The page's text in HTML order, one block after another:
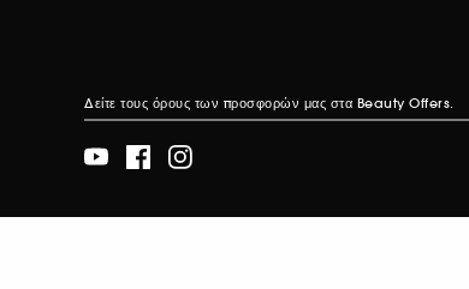
Δείτε τους όρους των προσφορών μας στα Beauty Offers.